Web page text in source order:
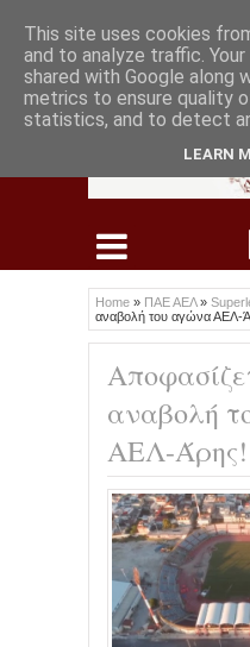
Home » ΠΑΕ ΑΕΛ»
αναβολή του αγώνα ΑΕΛ-
αναβολή
ΑΕΛ-Άρης!
This site uses cookies
and to analyze traffic.
shared with Google along
metrics to ensure quality
statistics, and to detect
LEARN